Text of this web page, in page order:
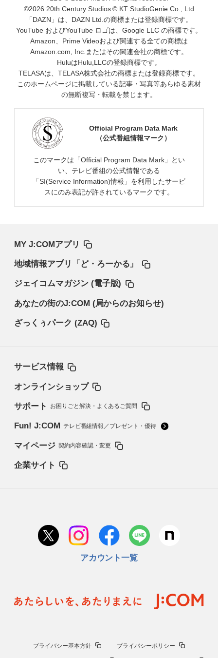
©2026 20th Century Studios © KT StudioGenie Co., Ltd
「DAZN」は、DAZN Ltd.の商標または登録商標です。
YouTube およびYouTube ロゴは、Google LLC の商標です。
Amazon、Prime Videoおよび関連する全ての商標は
Amazon.com, Inc.またはその関連会社の商標です。
HuluはHulu,LLCの登録商標です。
TELASAは、TELASA株式会社の商標または登録商標です。
このホームページに掲載している記事・写真等あらゆる素材
の無断複写・転載を禁じます。
Official Program Data Mark
（公式番組情報マーク）
このマークは「Official Program Data Mark」とい
い、テレビ番組の公式情報である
「SI(Service Information)情報」を利用したサービ
スにのみ表記が許されているマークです。
MY J:COMアプリ
地域情報アプリ「ど・ろーかる」
ジェイコムマガジン (電子版)
あなたの街のJ:COM (局からのお知らせ)
ざっくぅパーク (ZAQ)
サービス情報
オンラインショップ
サポート お困りごと解決・よくあるご質問
Fun! J:COM テレビ番組情報／プレゼント・優待
マイページ 契約内容確認・変更
企業サイト
アカウント一覧
プライバシー基本方針 プライバシーポリシー